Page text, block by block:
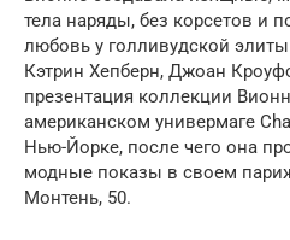
тела наряды, без корсетов и
любовь у голливудской
Кэтрин Хепберн, Джоан
презентация коллекции
американском универмаге
Нью-Йорке, после чего она
модные показы в своем
Монтень, 50.